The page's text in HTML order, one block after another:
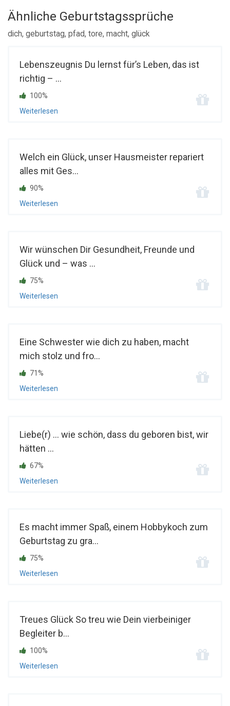
Ähnliche Geburtstagssprüche
dich, geburtstag, pfad, tore, macht, glück
Lebenszeugnis Du lernst für’s Leben, das ist
richtig – ...
100%
Weiterlesen
Welch ein Glück, unser Hausmeister repariert
alles mit Ges...
90%
Weiterlesen
Wir wünschen Dir Gesundheit, Freunde und
Glück und – was ...
75%
Weiterlesen
Eine Schwester wie dich zu haben, macht
mich stolz und fro...
71%
Weiterlesen
Liebe(r) ... wie schön, dass du geboren bist, wir
hätten ...
67%
Weiterlesen
Es macht immer Spaß, einem Hobbykoch zum
Geburtstag zu gra...
75%
Weiterlesen
Treues Glück So treu wie Dein vierbeiniger
Begleiter b...
100%
Weiterlesen